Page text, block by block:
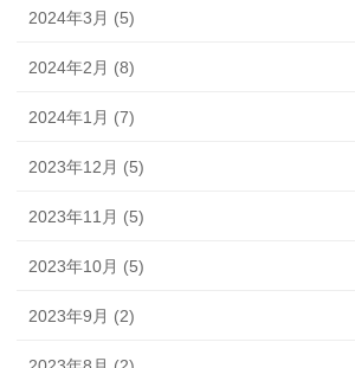
2024年3月 (5)
2024年2月 (8)
2024年1月 (7)
2023年12月 (5)
2023年11月 (5)
2023年10月 (5)
2023年9月 (2)